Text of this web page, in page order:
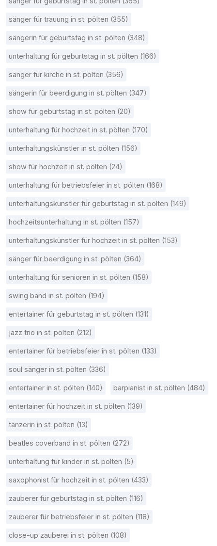
sänger für trauung in st. pölten (355)
sängerin für geburtstag in st. pölten (348)
unterhaltung für geburtstag in st. pölten (166)
sänger für kirche in st. pölten (356)
sängerin für beerdigung in st. pölten (347)
show für geburtstag in st. pölten (20)
unterhaltung für hochzeit in st. pölten (170)
unterhaltungskünstler in st. pölten (156)
show für hochzeit in st. pölten (24)
unterhaltung für betriebsfeier in st. pölten (168)
unterhaltungskünstler für geburtstag in st. pölten (149)
hochzeitsunterhaltung in st. pölten (157)
unterhaltungskünstler für hochzeit in st. pölten (153)
sänger für beerdigung in st. pölten (364)
unterhaltung für senioren in st. pölten (158)
swing band in st. pölten (194)
entertainer für geburtstag in st. pölten (131)
jazz trio in st. pölten (212)
entertainer für betriebsfeier in st. pölten (133)
soul sänger in st. pölten (336)
entertainer in st. pölten (140) barpianist in st. pölten (484)
entertainer für hochzeit in st. pölten (139)
tänzerin in st. pölten (13)
beatles coverband in st. pölten (272)
unterhaltung für kinder in st. pölten (5)
saxophonist für hochzeit in st. pölten (433)
zauberer für geburtstag in st. pölten (116)
zauberer für betriebsfeier in st. pölten (118)
close-up zauberei in st. pölten (108)